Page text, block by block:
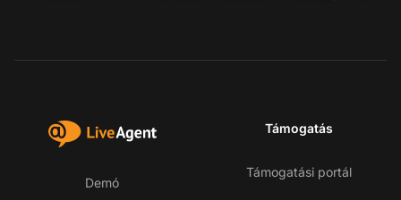
Demó
Támogatás
Támogatási portál